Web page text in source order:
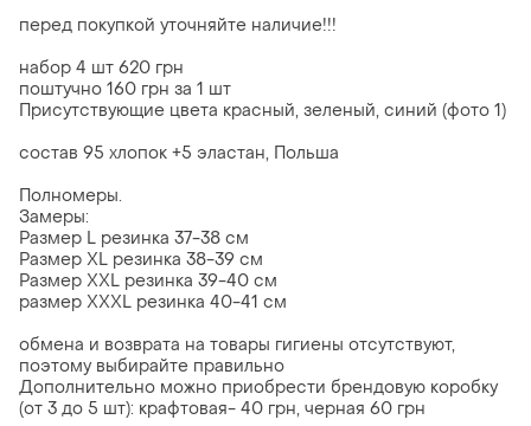
перед покупкой уточняйте наличие!!!
набор 4 шт 620 грн
поштучно 160 грн за 1 шт
Присутствующие цвета красный, зеленый, синий (фото 1)
состав 95 хлопок +5 эластан, Польша
Полномеры.
Замеры:
Размер L резинка 37-38 см
Размер XL резинка 38-39 см
Размер XXL резинка 39-40 см
размер XXXL резинка 40-41 см
обмена и возврата на товары гигиены отсутствуют,
поэтому выбирайте правильно
Дополнительно можно приобрести брендовую коробку
(от 3 до 5 шт): крафтовая- 40 грн, черная 60 грн